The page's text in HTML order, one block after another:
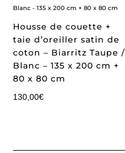
Housse de couette +
taie d’oreiller satin de
coton – Biarritz Taupe /
Blanc – 135 x 200 cm +
80 x 80 cm
130,00€